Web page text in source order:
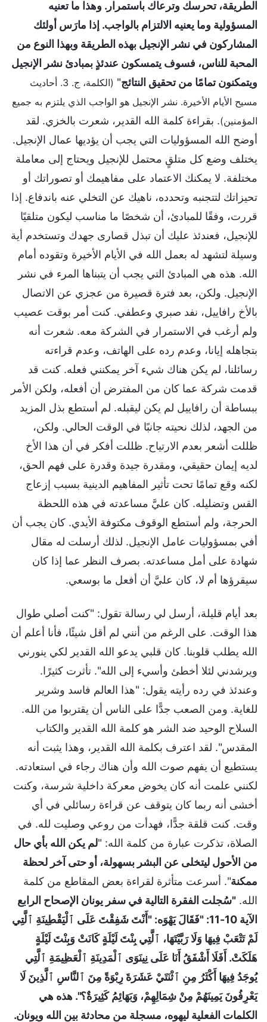
الطريقة، تحرسك وترعاك باستمرار. وهذا ما تعنيه
المسؤولية وما يعنيه الالتزام بالواجب. إذا مارَس أولئك
المشاركون في نشر الإنجيل بهذه الطريقة وبهذا النوع من
المحبة للناس، فسوف يتمسكون عندئذٍ بمبادئ نشر الإنجيل
ويتمكنون تمامًا من تحقيق النتائج"
(الكلمة، ج. 3. أحاديث
مسيح الأيام الأخيرة. نشر الإنجيل هو الواجب الذي يلتزم به جميع
المؤمنين). بقراءة كلمة الله القدير، شعرت بالخزي. لقد
أوضح الله المسؤوليات التي يجب أن يؤديها عمال الإنجيل.
يختلف وضع كل متلقٍ محتمل للإنجيل ويحتاج إلى معاملة
مختلفة. لا يمكنك الاعتماد على مفاهيمك أو تصوراتك أو
تحيزاتك لتتجنبه وتحدده، ناهيك عن التخلي عنه باندفاع. إذا
قررت، وفقًا للمبادئ، أن شخصًا ما مناسب ليكون متلقيًا
للإنجيل، فعندئذ عليك أن تبذل قصارى جهدك وتستخدم أية
وسيلة لتشهد له بعمل الله في الأيام الأخيرة وتقوده أمام
الله. هذه هي المبادئ التي يجب أن يتبناها المرء في نشر
الإنجيل. ولكن، بعد فترة قصيرة من عجزي عن الاتصال
بالأخ رافاييل، نفد صبري وعطفي. كنت أمر بوقت عصيب
ولم أرغب في الاستمرار في الشركة معه. شعرت أنه
بتجاهله إيانا، وعدم رده على الهاتف، وعدم قراءته
رسائلنا، لم يكن هناك شيء آخر يمكنني فعله. كنت قد
قدمت شركة عما كان من المفترض أن أفعله، ولكن الأمر
ببساطة أن رافاييل لم يكن ليقبله. لم أستطع بذل المزيد
من الجهد، لذلك نحيته جانبًا في الوقت الحالي. ولكن،
ظللت أشعر بعدم الارتياح. ظللت أفكر في أن هذا الأخ
لديه إيمان حقيقي، ومقدرة جيدة وقدرة على فهم الحق،
لكنه وقع تمامًا تحت تأثير المفاهيم الدينية بسبب إزعاج
القس وتضليله. كان عليَّ مساعدته في هذه اللحظة
الحرجة، ولم أستطع الوقوف مكتوفة الأيدي. كان يجب أن
أفي بمسؤوليات عامل الإنجيل. لذلك أرسلت له مقال
شهادة على أمل مساعدته. بصرف النظر عما إذا كان
سيقرؤها أم لا، كان عليَّ أن أفعل ما بوسعي.
بعد أيام قليلة، أرسل لي رسالة تقول: "كنت أصلي طوال
هذا الوقت. على الرغم من أنني لم أقل شيئًا، فأنا أعلم أن
الله يطلب قلوبنا. كان قلبي يدعو الله القدير لكي ينورني
ويرشدني لئلا أخطئ وأسيء إلى الله". تأثرت كثيرًا.
وعندئذ في رده رأيته يقول: "هذا العالم فاسد وشرير
للغاية. ومن الصعب جدًّا على الناس أن يقتربوا من الله.
السلاح الوحيد ضد الشر هو كلمة الله القدير والكتاب
المقدس". لقد اعترف بكلمة الله القدير، وهذا يثبت أنه
يستطيع أن يفهم صوت الله وأن هناك رجاء في استعادته.
لكنني علمت أنه كان يخوض معركة داخلية شرسة، وكنت
أخشى أنه ربما كان يتوقف عن قراءة رسائلي في أي
وقت. كنت قلقة جدًّا، فهدأت من روعي وصليت لله. في
الصلاة، تذكرت عبارة من كلمة الله: "لم يكن الله بأي حال
من الأحول ليتخلى عن البشر بسهولة، أو حتى آخر لحظة
ممكنة". أسرعت متأثرة لقراءة بعض المقاطع من كلمة
الله. "سُجلت الفقرة التالية في سفر يونان الإصحاح الرابع
الآية 10-11: "فَقَالَ يَهْوَه: "أَنْتَ شَفِقْتَ عَلَى ٱلْيَقْطِينَةِ ٱلَّتِي
لَمْ تَتْعَبْ فِيهَا وَلَا رَبَّيْتَهَا، ٱلَّتِي بِنْتَ لَيْلَةٍ كَانَتْ وَبِنْتَ لَيْلَةٍ
هَلَكَتْ. أَفَلَا أَشْفَقُ أَنَا عَلَى نِينَوَى ٱلْمَدِينَةِ ٱلْعَظِيمَةِ ٱلَّتِي
يُوجَدُ فِيهَا أَكْثَرُ مِنِ ٱثْنَتَيْ عَشَرَةَ رِبْوَةً مِنَ ٱلنَّاسِ ٱلَّذِينَ لَا
يَعْرِفُونَ يَمِينَهُمْ مِنْ شِمَالِهِمْ، وَبَهَائِمُ كَثِيرَةٌ؟". هذه هي
الكلمات الفعلية ليهوه، مسجلة من محادثة بين الله ويونان.